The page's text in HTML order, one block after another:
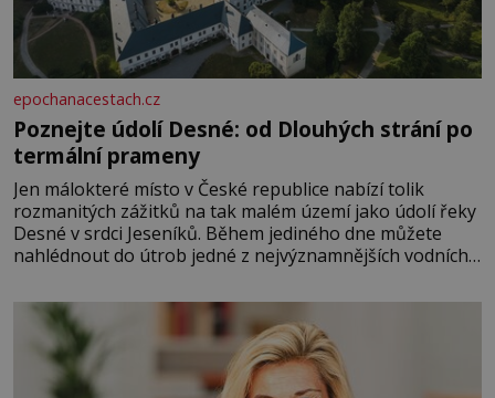
epochanacestach.cz
Poznejte údolí Desné: od Dlouhých strání po
termální prameny
Jen málokteré místo v České republice nabízí tolik
rozmanitých zážitků na tak malém území jako údolí řeky
Desné v srdci Jeseníků. Během jediného dne můžete
nahlédnout do útrob jedné z nejvýznamnějších vodních
se na koloběžce a den zakončit poznáváním památek ve
Velkých Losinách nebo v termálním